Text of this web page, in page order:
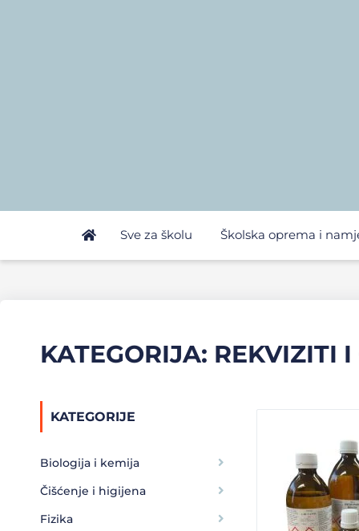
Sve za školu Školska oprema i
KATEGORIJA: REKVIZITI
KATEGORIJE
Biologija i kemija
Čišćenje i higijena
Fizika